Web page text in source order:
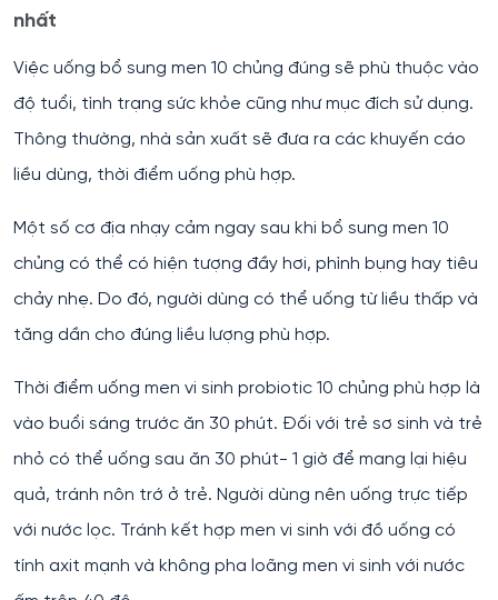
nhất
Việc uống bổ sung men 10 chủng đúng sẽ phù thuộc vào
độ tuổi, tình trạng sức khỏe cũng như mục đích sử dụng.
Thông thường, nhà sản xuất sẽ đưa ra các khuyến cáo
liều dùng, thời điểm uống phù hợp.
Một số cơ địa nhạy cảm ngay sau khi bổ sung men 10
chủng có thể có hiện tượng đầy hơi, phình bụng hay tiêu
chảy nhẹ. Do đó, người dùng có thể uống từ liều thấp và
tăng dần cho đúng liều lượng phù hợp.
Thời điểm uống men vi sinh probiotic 10 chủng phù hợp là
vào buổi sáng trước ăn 30 phút. Đối với trẻ sơ sinh và trẻ
nhỏ có thể uống sau ăn 30 phút- 1 giờ để mang lại hiệu
quả, tránh nôn trớ ở trẻ. Người dùng nên uống trực tiếp
với nước lọc. Tránh kết hợp men vi sinh với đồ uống có
tính axit mạnh và không pha loãng men vi sinh với nước